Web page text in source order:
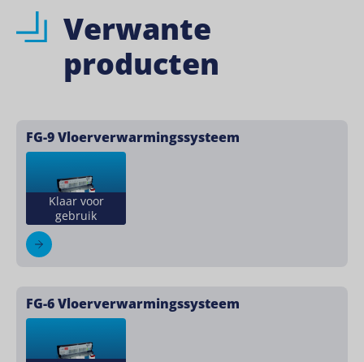
Verwante
producten
FG-9 Vloerverwarmingssysteem
Klaar voor
gebruik
FG-6 Vloerverwarmingssysteem